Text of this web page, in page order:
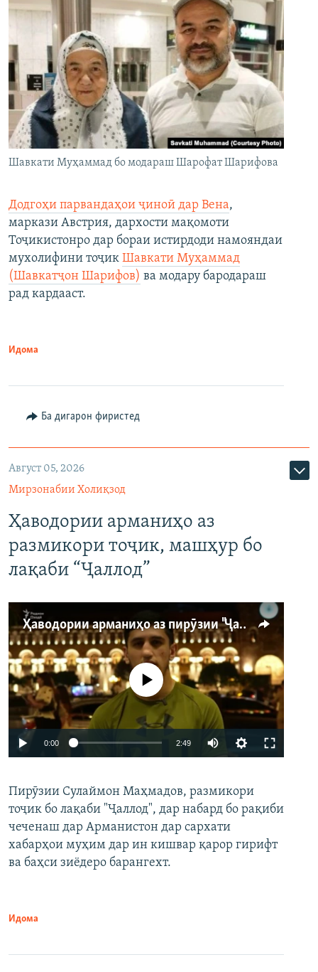
Шавкати Муҳаммад бо модараш Шарофат Шарифова
Додгоҳи парвандаҳои ҷиноӣ дар Вена,
маркази Австрия, дархости мақомоти
Тоҷикистонро дар бораи истирдоди намояндаи
мухолифини тоҷик Шавкати Муҳаммад
(Шавкатҷон Шарифов) ва модару бародараш
рад кардааст.
Идома
Ба дигарон фиристед
Август 05, 2026
Мирзонабии Холиқзод
Ҳаводории арманиҳо аз
размикори тоҷик, машҳур бо
лақаби “Ҷаллод”
Ҳаводории арманиҳо аз пирӯзии "Ҷаллод"-и тоҷик
Auto 240p 360p 480p
720p 1080p
Феълан кор намекунад
0:00 2:49
360p
480p
Пирӯзии Сулаймон Маҳмадов, размикори
тоҷик бо лақаби "Ҷаллод", дар набард бо рақиби
чеченаш дар Арманистон дар сархати
хабарҳои муҳим дар ин кишвар қарор гирифт
ва баҳси зиёдеро барангехт.
Идома